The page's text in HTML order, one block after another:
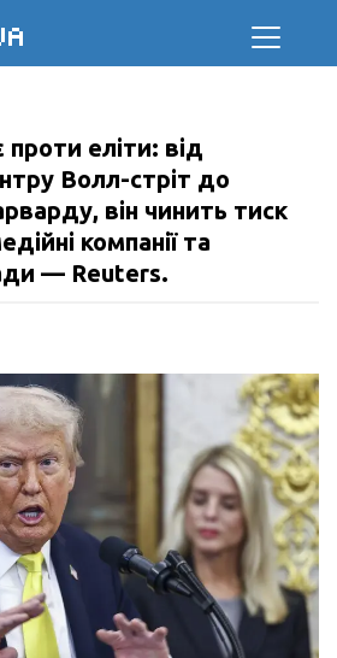
еліти: від
Волл-стріт до
він чинить тиск
компанії та
— Reuters.